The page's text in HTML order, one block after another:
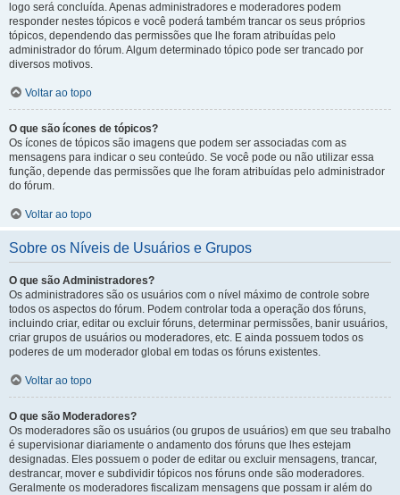
logo será concluída. Apenas administradores e moderadores podem
responder nestes tópicos e você poderá também trancar os seus próprios
tópicos, dependendo das permissões que lhe foram atribuídas pelo
administrador do fórum. Algum determinado tópico pode ser trancado por
diversos motivos.
Voltar ao topo
O que são ícones de tópicos?
Os ícones de tópicos são imagens que podem ser associadas com as
mensagens para indicar o seu conteúdo. Se você pode ou não utilizar essa
função, depende das permissões que lhe foram atribuídas pelo administrador
do fórum.
Voltar ao topo
Sobre os Níveis de Usuários e Grupos
O que são Administradores?
Os administradores são os usuários com o nível máximo de controle sobre
todos os aspectos do fórum. Podem controlar toda a operação dos fóruns,
incluindo criar, editar ou excluir fóruns, determinar permissões, banir usuários,
criar grupos de usuários ou moderadores, etc. E ainda possuem todos os
poderes de um moderador global em todas os fóruns existentes.
Voltar ao topo
O que são Moderadores?
Os moderadores são os usuários (ou grupos de usuários) em que seu trabalho
é supervisionar diariamente o andamento dos fóruns que lhes estejam
designadas. Eles possuem o poder de editar ou excluir mensagens, trancar,
destrancar, mover e subdividir tópicos nos fóruns onde são moderadores.
Geralmente os moderadores fiscalizam mensagens que possam ir além do